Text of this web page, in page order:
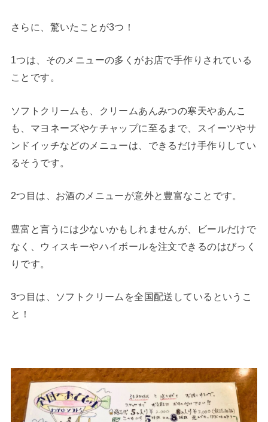
さらに、驚いたことが3つ！
1つは、そのメニューの多くがお店で手作りされている
ことです。
ソフトクリームも、クリームあんみつの寒天やあんこ
も、マヨネーズやケチャップに至るまで、スイーツやサ
ンドイッチなどのメニューは、できるだけ手作りしてい
るそうです。
2つ目は、お酒のメニューが意外と豊富なことです。
豊富と言うには少ないかもしれませんが、ビールだけで
なく、ウィスキーやハイボールを注文できるのはびっく
りです。
3つ目は、ソフトクリームを全国配送しているというこ
と！